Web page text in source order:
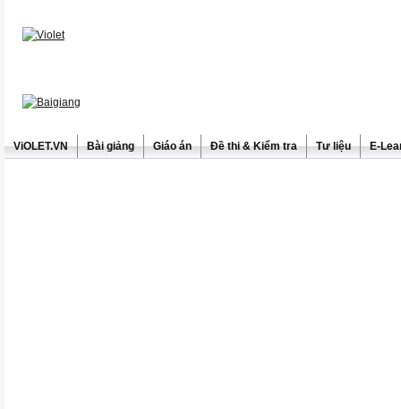
ViOLET.VN Bài giảng Giáo án Đề thi & Kiểm tra Tư liệu E-